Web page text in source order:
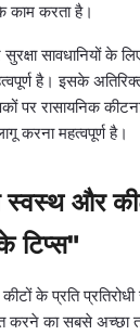
काम करता है।
सावधानियों के
है। इसके
पर रासायनिक
करना महत्वपूर्ण है।
और
टिप्स"
के प्रति
का सबसे अच्छा